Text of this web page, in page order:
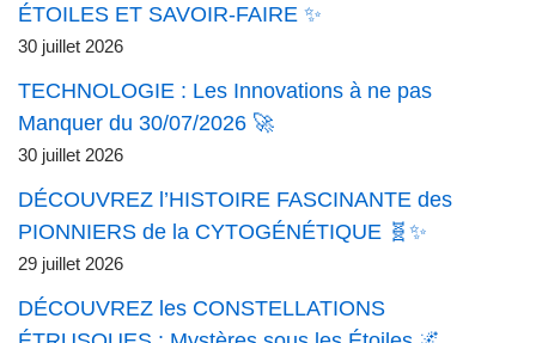
ÉTOILES ET SAVOIR-FAIRE ✨
30 juillet 2026
TECHNOLOGIE : Les Innovations à ne pas
Manquer du 30/07/2026 🚀
30 juillet 2026
DÉCOUVREZ l’HISTOIRE FASCINANTE des
PIONNIERS de la CYTOGÉNÉTIQUE 🧬✨
29 juillet 2026
DÉCOUVREZ les CONSTELLATIONS